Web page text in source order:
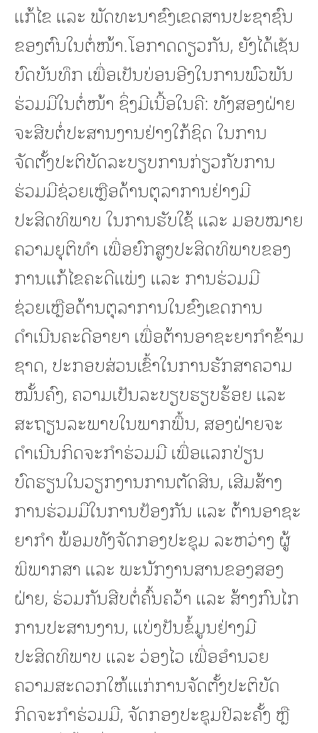
ແກ້ໄຂ ແລະ ພັດທະນາຂົງເຂດສານປະຊາຊົນ
ຂອງຕົນໃນຕໍ່ໜ້າ.ໂອກາດດຽວກັນ, ຍັງໄດ້ເຊັນ
ບົດບັນທຶກ ເພື່ອເປັນບ່ອນອີງໃນການພົວພັນ
ຮ່ວມມືໃນຕໍ່ໜ້າ ຊຶ່ງມີເນື້ອໃນຄື: ທັງສອງຝ່າຍ
ຈະສືບຕໍ່ປະສານງານຢ່າງໃກ້ຊິດ ໃນການ
ຈັດຕັ້ງປະຕິບັດລະບຽບການກ່ຽວກັບການ
ຮ່ວມມືຊ່ວຍເຫຼືອດ້ານຕຸລາການຢ່າງມີ
ປະສິດທິພາບ ໃນການຮັບໃຊ້ ແລະ ມອບໝາຍ
ຄວາມຍຸຕິທຳ ເພື່ອຍົກສູງປະສິດທິພາບຂອງ
ການແກ້ໄຂຄະດີແພ່ງ ແລະ ການຮ່ວມມື
ຊ່ວຍເຫຼືອດ້ານຕຸລາການໃນຂົງເຂດການ
ດຳເນີນຄະດີອາຍາ ເພື່ອຕ້ານອາຊະຍາກຳຂ້າມ
ຊາດ, ປະກອບສ່ວນເຂົ້າໃນການຮັກສາຄວາມ
ໝັ້ນຄົງ, ຄວາມເປັນລະບຽບຮຽບຮ້ອຍ ແລະ
ສະຖຽນລະພາບໃນພາກພື້ນ, ສອງຝ່າຍຈະ
ດຳເນີນກິດຈະກຳຮ່ວມມື ເພື່ອແລກປ່ຽນ
ບົດຮຽນໃນວຽກງານການຕັດສິນ, ເສີມສ້າງ
ການຮ່ວມມືໃນການປ້ອງກັນ ແລະ ຕ້ານອາຊະ
ຍາກໍາ ພ້ອມທັງຈັດກອງປະຊຸມ ລະຫວ່າງ ຜູ້
ພິພາກສາ ແລະ ພະນັກງານສານຂອງສອງ
ຝ່າຍ, ຮ່ວມກັນສືບຕໍ່ຄົ້ນຄວ້າ ແລະ ສ້າງກົນໄກ
ການປະສານງານ, ແບ່ງປັນຂໍ້ມູນຢ່າງມີ
ປະສິດທິພາບ ແລະ ວ່ອງໄວ ເພື່ອອຳນວຍ
ຄວາມສະດວກໃຫ້ເແກ່ການຈັດຕັ້ງປະຕິບັດ
ກິດຈະກຳຮ່ວມມື, ຈັດກອງປະຊຸມປີລະຄັ້ງ ຫຼື